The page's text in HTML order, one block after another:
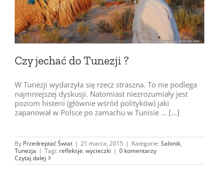
Czy jechać do Tunezji ?
W Tunezji wydarzyła się rzecz straszna. To nie podlega
najmniejszej dyskusji. Natomiast niezrozumiały jest
poziom histerii (głównie wśród polityków) jaki
zapanował w Polsce po zamachu w Tunisie … […]
By Przedreptać Świat | 21 marca, 2015 | Kategorie: Salonik,
Tunezja | Tagi: refleksje, wycieczki | 0 komentarzy
Czytaj dalej